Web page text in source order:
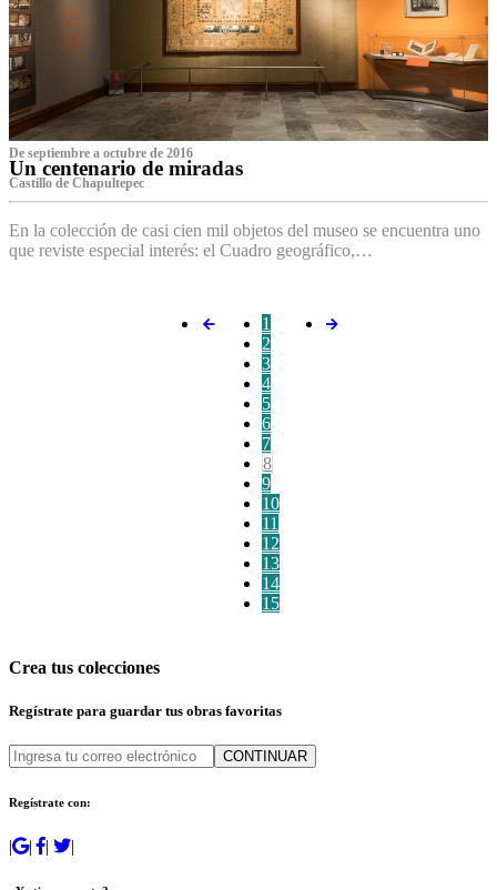
De septiembre a octubre de 2016
Un centenario de miradas
Castillo de Chapultepec
En la colección de casi cien mil objetos del museo se encuentra uno
que reviste especial interés: el Cuadro geográfico,…
1
2
3
4
5
6
7
8
9
10
11
12
13
14
15
Crea tus colecciones
Regístrate para guardar tus obras favoritas
CONTINUAR
Regístrate con:
| | | |